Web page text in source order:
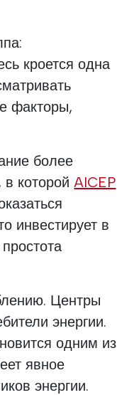
кроется одна
факторы,
более
в которойAICEP
инвестирует в
Центры
энергии.
одним из
явное
энергии.